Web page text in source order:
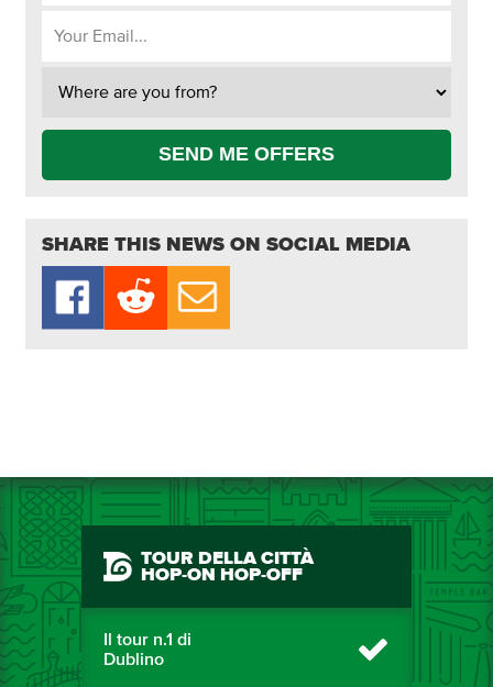
SEND ME OFFERS
SHARE THIS NEWS ON SOCIAL MEDIA
TOUR DELLA CITTÀ
HOP-ON HOP-OFF
Il tour n.1 di
Dublino